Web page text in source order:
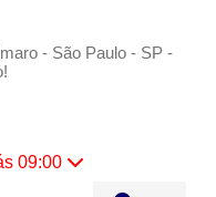
- São Paulo - SP -
09:00